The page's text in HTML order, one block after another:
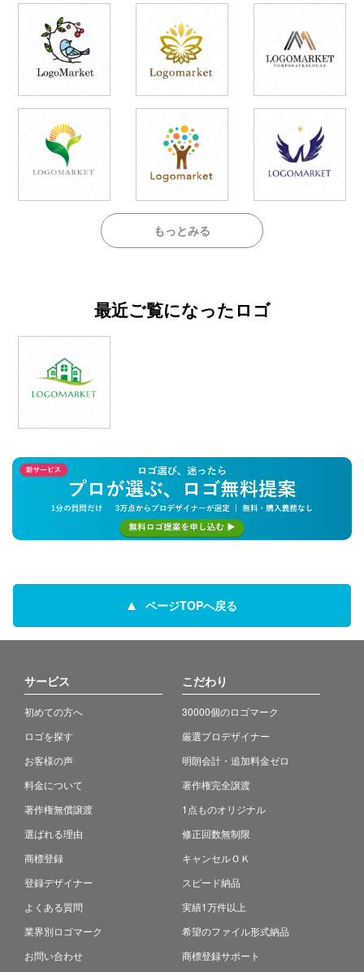
もっとみる
最近ご覧になったロゴ
ページTOPへ戻る
サービス
初めての方へ
ロゴを探す
お客様の声
料金について
著作権無償譲渡
選ばれる理由
商標登録
登録デザイナー
よくある質問
業界別ロゴマーク
お問い合わせ
こだわり
30000個のロゴマーク
厳選プロデザイナー
明朗会計・追加料金ゼロ
著作権完全譲渡
1点ものオリジナル
修正回数無制限
キャンセルＯＫ
スピード納品
実績1万件以上
希望のファイル形式納品
商標登録サポート